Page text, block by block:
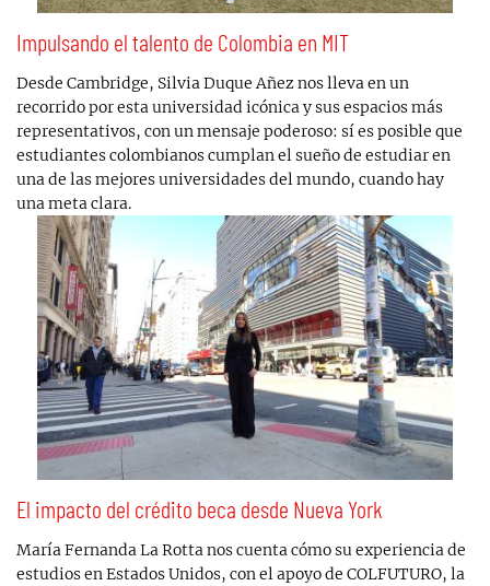
Impulsando el talento de Colombia en MIT
Desde Cambridge, Silvia Duque Añez nos lleva en un
recorrido por esta universidad icónica y sus espacios más
representativos, con un mensaje poderoso: sí es posible que
estudiantes colombianos cumplan el sueño de estudiar en
una de las mejores universidades del mundo, cuando hay
una meta clara.
El impacto del crédito beca desde Nueva York
María Fernanda La Rotta nos cuenta cómo su experiencia de
estudios en Estados Unidos, con el apoyo de COLFUTURO, la